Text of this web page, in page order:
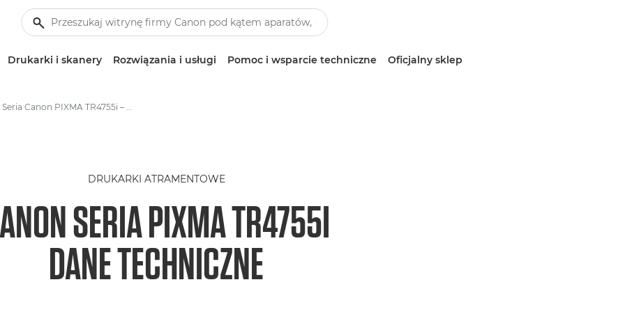
Drukarki i skanery Rozwiązania i usługi Pomoc i wsparcie techniczne Oficjalny sklep
Seria Canon PIXMA TR4755i – dane techniczne
DRUKARKI ATRAMENTOWE
SERIA PIXMA TR4755I
DANE TECHNICZNE